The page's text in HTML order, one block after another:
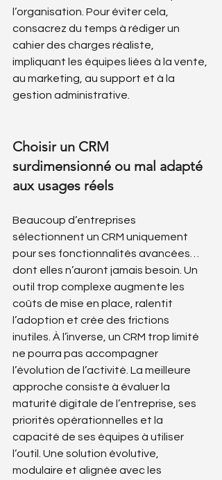
l’organisation. Pour éviter cela,
consacrez du temps à rédiger un
cahier des charges réaliste,
impliquant les équipes liées à la vente,
au marketing, au support et à la
gestion administrative.
Choisir un CRM
surdimensionné ou mal adapté
aux usages réels
Beaucoup d’entreprises
sélectionnent un CRM uniquement
pour ses fonctionnalités avancées…
dont elles n’auront jamais besoin. Un
outil trop complexe augmente les
coûts de mise en place, ralentit
l’adoption et crée des frictions
inutiles. À l’inverse, un CRM trop limité
ne pourra pas accompagner
l’évolution de l’activité. La meilleure
approche consiste à évaluer la
maturité digitale de l’entreprise, ses
priorités opérationnelles et la
capacité de ses équipes à utiliser
l’outil. Une solution évolutive,
modulaire et alignée avec les